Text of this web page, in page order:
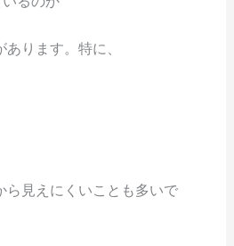
ります。特に、
ら見えにくいことも多いで